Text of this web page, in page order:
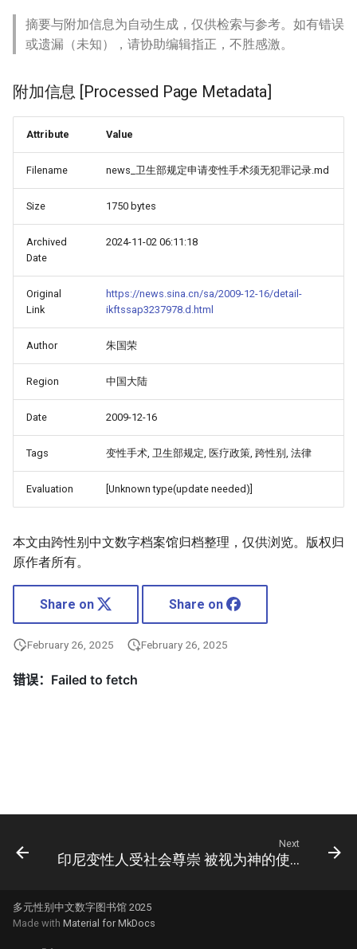
摘要与附加信息为自动生成，仅供检索与参考。如有错误
或遗漏（未知），请协助编辑指正，不胜感激。
附加信息 [Processed Page Metadata]
Attribute Value
Filename news_卫生部规定申请变性手术须无犯罪记录.md
Size 1750 bytes
Archived
Date
2024-11-02 06:11:18
Original
Link
https://news.sina.cn/sa/2009-12-16/detail-
ikftssap3237978.d.html
Author 朱国荣
Region 中国大陆
Date 2009-12-16
Tags 变性手术, 卫生部规定, 医疗政策, 跨性别, 法律
Evaluation [Unknown type(update needed)]
本文由跨性别中文数字档案馆归档整理，仅供浏览。版权归
原作者所有。
Share on Share on
February 26, 2025 February 26, 2025
Next
印尼变性人受社会尊崇 被视为神的使者(图)
多元性别中文数字图书馆 2025
Made with Material for MkDocs